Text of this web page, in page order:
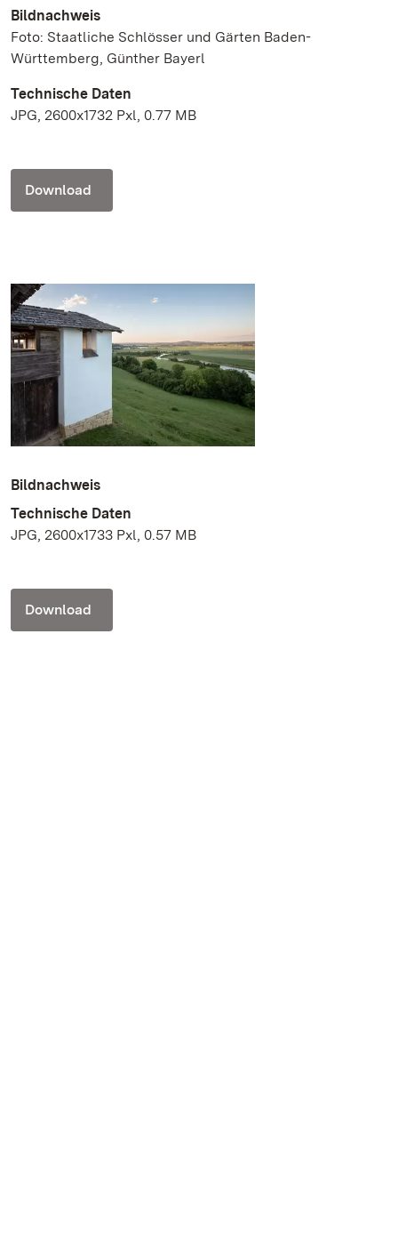
Bildnachweis
Foto: Staatliche Schlösser und Gärten Baden-
Württemberg, Günther Bayerl
Technische Daten
JPG, 2600x1732 Pxl, 0.77 MB
Download
Bildnachweis
Technische Daten
JPG, 2600x1733 Pxl, 0.57 MB
Download